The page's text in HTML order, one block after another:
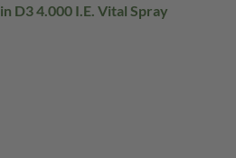
D3 4.000 I.E. Vital Spray